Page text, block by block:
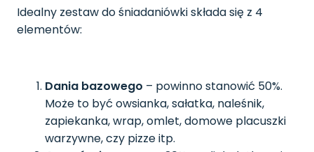
Idealny zestaw do śniadaniówki składa się z 4
elementów:
Dania bazowego – powinno stanowić 50%.
Może to być owsianka, sałatka, naleśnik,
zapiekanka, wrap, omlet, domowe placuszki
warzywne, czy pizze itp.